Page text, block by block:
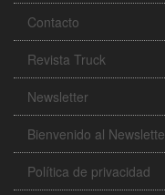
Contacto
Revista Truck
Newsletter
Bienvenido al
Política de privacidad